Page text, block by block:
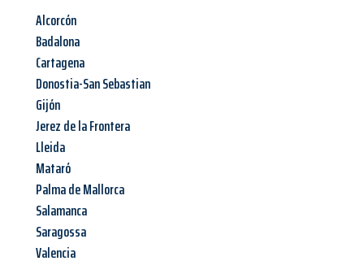
Alcorcón
Badalona
Cartagena
Donostia-San Sebastian
Gijón
Jerez de la Frontera
Lleida
Mataró
Palma de Mallorca
Salamanca
Saragossa
Valencia